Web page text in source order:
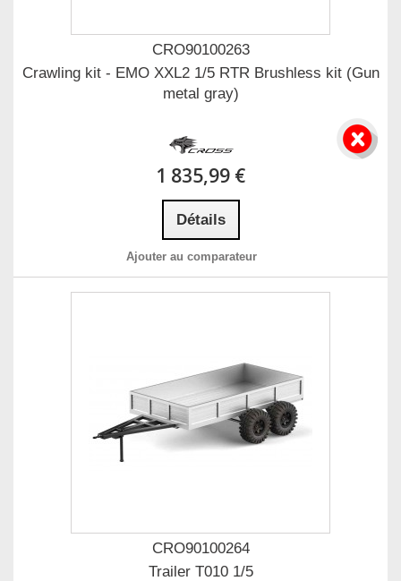
CRO90100263
Crawling kit - EMO XXL2 1/5 RTR Brushless kit (Gun
metal gray)
1 835,99 €
Détails
Ajouter au comparateur
CRO90100264
Trailer T010 1/5